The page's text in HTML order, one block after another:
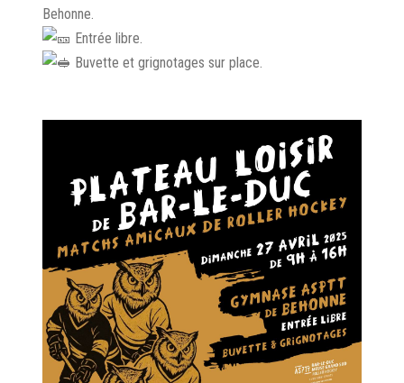
Behonne.
Entrée libre.
Buvette et grignotages sur place.